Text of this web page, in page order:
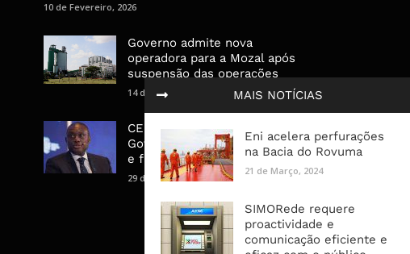
MAIS NOTÍCIAS
Eni acelera perfurações
na Bacia do Rovuma
21 de Março, 2024
SIMORede requere
proactividade e
comunicação eficiente e
10 de Fevereiro, 2026
Governo admite nova
operadora para a Mozal após
suspensão das operações
14 de Março, 2026
CEO do Standard Bank pede ao
Governo que “saia do caminho”
e facilite os negócios
29 de Janeiro, 2025